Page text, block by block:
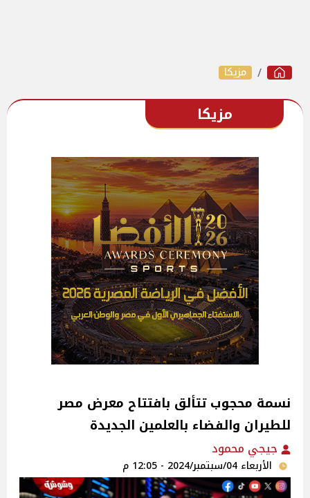
مزيكا
مزيكا
نسمة محجوب تتألق بافتتاح معرض مصر
للطيران والفضاء بالعلمين الجديدة
جيجي محمود
الأربعاء 04/سبتمبر/2024 - 12:05 م